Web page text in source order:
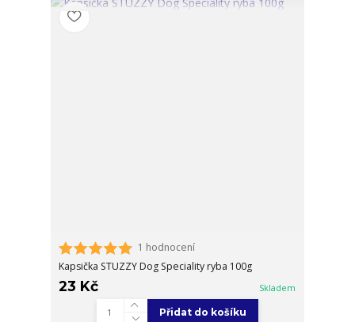
1 hodnocení
Kapsička STUZZY Dog Speciality ryba 100g
23 Kč Skladem
Přidat do košíku